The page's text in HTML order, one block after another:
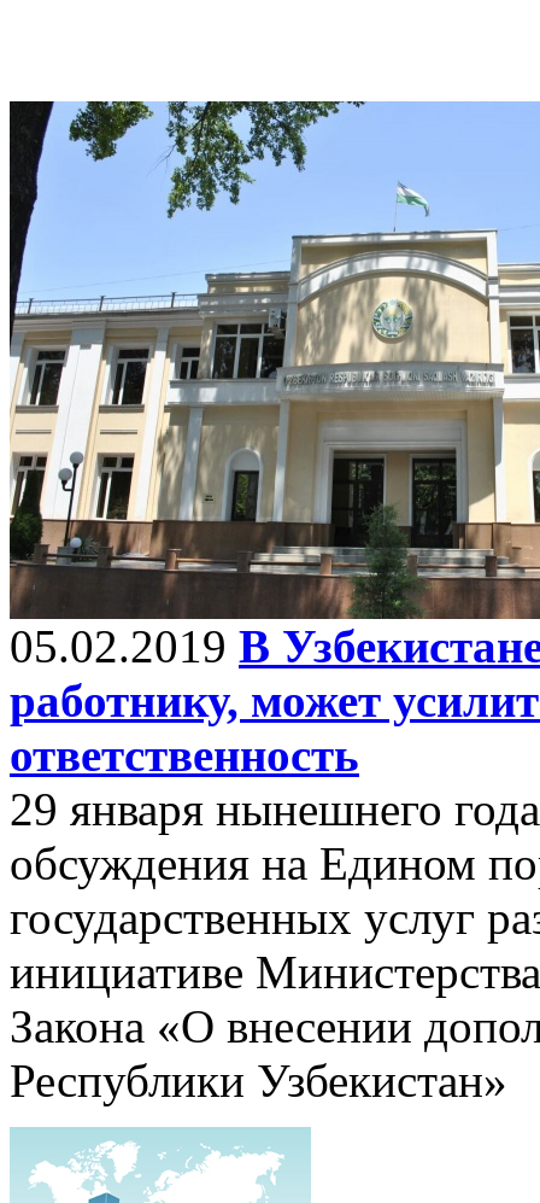
05.02.2019 В
работнику, может
ответственность
29 января нынешнего
обсуждения на Едином
государственных услуг
инициативе
Закона «О внесении
Республики Узбекистан»